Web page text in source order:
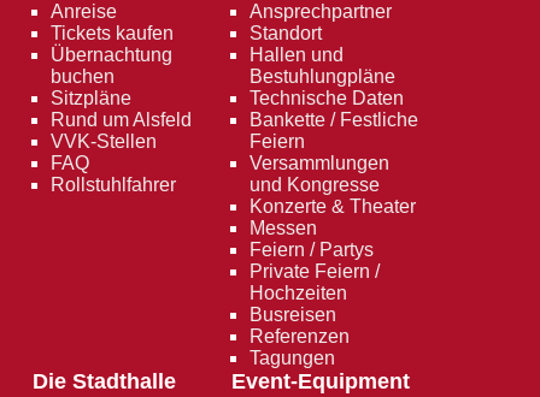
Anreise
Tickets kaufen
Übernachtung
buchen
Sitzpläne
Rund um Alsfeld
VVK-Stellen
FAQ
Rollstuhlfahrer
Ansprechpartner
Standort
Hallen und
Bestuhlungpläne
Technische Daten
Bankette / Festliche
Feiern
Versammlungen
und Kongresse
Konzerte & Theater
Messen
Feiern / Partys
Private Feiern /
Hochzeiten
Busreisen
Referenzen
Tagungen
Die Stadthalle Event-Equipment